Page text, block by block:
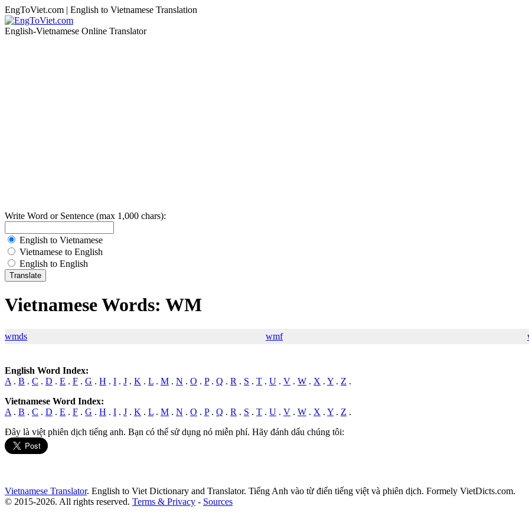
EngToViet.com | English to Vietnamese Translation
English-Vietnamese Online Translator
Write Word or Sentence (max 1,000 chars):
English to Vietnamese
Vietnamese to English
English to English
Vietnamese Words: WM
wmds wmf
English Word Index:
A . B . C . D . E . F . G . H . I . J . K . L . M . N . O . P. Q . R . S . T . U . V . W . X . Y . Z .
Vietnamese Word Index:
A . B . C . D . E . F . G . H . I . J . K . L . M . N . O . P. Q . R . S . T . U . V . W . X . Y . Z .
Đây là việt phiên dịch tiếng anh. Bạn có thể sử dụng nó miễn phí. Hãy đánh dấu chúng tôi:
Vietnamese Translator. English to Viet Dictionary and Translator. Tiếng Anh vào từ điển tiếng việt và phiên dịch. Formely VietDicts.com.
© 2015-2026. All rights reserved. Terms & Privacy - Sources